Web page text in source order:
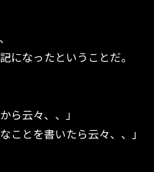
になったということだ。
ら云々、、」
ことを書いたら云々、、」